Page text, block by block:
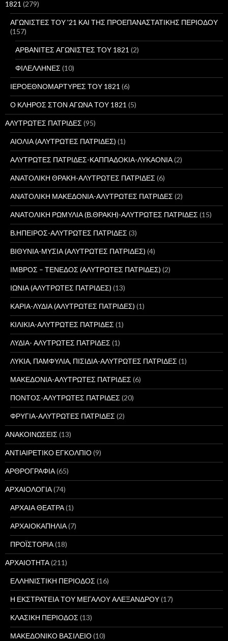
σ
1821 (279)
ΑΓΩΝΙΣΤΕΣ ΤΟΥ '21 ΚΑΙ ΤΗΣ ΠΡΟΕΠΑΝΑΣΤΑΤΙΚΗΣ ΠΕΡΙΟΔΟΥ
(157)
ΑΡΒΑΝΙΤΕΣ ΑΓΩΝΙΣΤΕΣ ΤΟΥ 1821 (2)
ΦΙΛΕΛΛΗΝΕΣ (10)
ΙΕΡΟΕΘΝΟΜΑΡΤΥΡΕΣ ΤΟΥ 1821 (6)
Ο ΚΛΗΡΟΣ ΣΤΟΝ ΑΓΩΝΑ ΤΟΥ 1821 (5)
ΑΛΥΤΡΩΤΕΣ ΠΑΤΡΙΔΕΣ (95)
ΑΙΟΛΙΑ (ΑΛΥΤΡΩΤΕΣ ΠΑΤΡΙΔΕΣ) (1)
ΑΛΥΤΡΩΤΕΣ ΠΑΤΡΙΔΕΣ-ΚΑΠΠΑΔΟΚΙΑ-ΛΥΚΑΟΝΙΑ(2)
ΑΝΑΤΟΛΙΚΗ ΘΡΑΚΗ-ΑΛΥΤΡΩΤΕΣ ΠΑΤΡΙΔΕΣ (6)
ΑΝΑΤΟΛΙΚΗ ΜΑΚΕΔΟΝΙΑ-ΑΛΥΤΡΩΤΕΣ ΠΑΤΡΙΔΕΣ (2)
ΑΝΑΤΟΛΙΚΗ ΡΩΜΥΛΙΑ (Β.ΘΡΑΚΗ)-ΑΛΥΤΡΩΤΕΣ ΠΑΤΡΙΔΕΣ (15)
Β.ΗΠΕΙΡΟΣ-ΑΛΥΤΡΩΤΕΣ ΠΑΤΡΙΔΕΣ (3)
ΒΙΘΥΝΙΑ-ΜΥΣΙΑ (ΑΛΥΤΡΩΤΕΣ ΠΑΤΡΙΔΕΣ) (4)
ΙΜΒΡΟΣ – ΤΕΝΕΔΟΣ (ΑΛΥΤΡΩΤΕΣ ΠΑΤΡΙΔΕΣ) (2)
ΙΩΝΙΑ (ΑΛΥΤΡΩΤΕΣ ΠΑΤΡΙΔΕΣ) (13)
ΚΑΡΙΑ-ΛΥΔΙΑ (ΑΛΥΤΡΩΤΕΣ ΠΑΤΡΙΔΕΣ) (1)
ΚΙΛΙΚΙΑ-ΑΛΥΤΡΩΤΕΣ ΠΑΤΡΙΔΕΣ (1)
ΛΥΔΙΑ- ΑΛΥΤΡΩΤΕΣ ΠΑΤΡΙΔΕΣ (1)
ΛΥΚΙΑ, ΠΑΜΦΥΛΙΑ, ΠΙΣΙΔΙΑ-ΑΛΥΤΡΩΤΕΣ ΠΑΤΡΙΔΕΣ (1)
ΜΑΚΕΔΟΝΙΑ-ΑΛΥΤΡΩΤΕΣ ΠΑΤΡΙΔΕΣ (6)
ΠΟΝΤΟΣ-ΑΛΥΤΡΩΤΕΣ ΠΑΤΡΙΔΕΣ (20)
ΦΡΥΓΙΑ-ΑΛΥΤΡΩΤΕΣ ΠΑΤΡΙΔΕΣ (2)
ΑΝΑΚΟΙΝΩΣΕΙΣ (13)
ΑΝΤΙΑΙΡΕΤΙΚΟ ΕΓΚΟΛΠΙΟ(9)
ΑΡΘΡΟΓΡΑΦΙΑ(65)
ΑΡΧΑΙΟΛΟΓΙΑ(74)
ΑΡΧΑΙΑ ΘΕΑΤΡΑ(1)
ΑΡΧΑΙΟΚΑΠΗΛΙΑ(7)
ΠΡΟΪΣΤΟΡΙΑ(18)
ΑΡΧΑΙΟΤΗΤΑ(211)
ΕΛΛΗΝΙΣΤΙΚΗ ΠΕΡΙΟΔΟΣ (16)
Η ΕΚΣΤΡΑΤΕΙΑ ΤΟΥ ΜΕΓΑΛΟΥ ΑΛΕΞΑΝΔΡΟΥ(17)
ΚΛΑΣΙΚΗ ΠΕΡΙΟΔΟΣ (13)
ΜΑΚΕΔΟΝΙΚΟ ΒΑΣΙΛΕΙΟ(10)